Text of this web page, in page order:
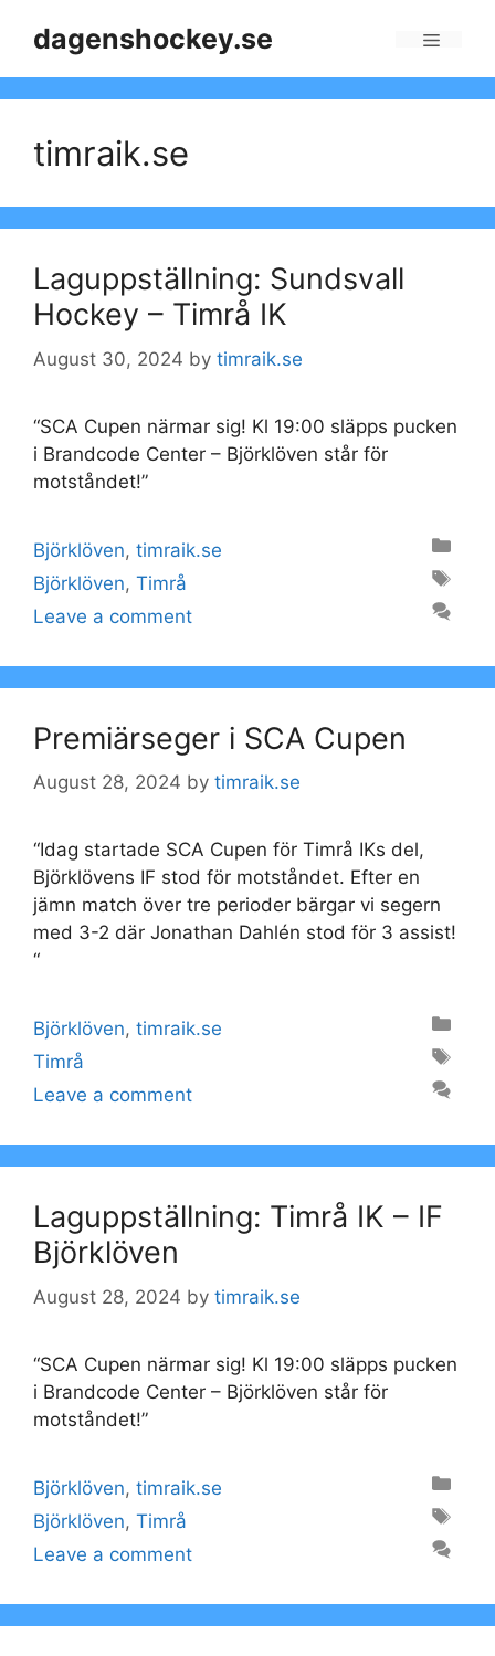
dagenshockey.se
timraik.se
Laguppställning: Sundsvall
Hockey – Timrå IK
August 30, 2024 by timraik.se
“SCA Cupen närmar sig! Kl 19:00 släpps pucken
i Brandcode Center – Björklöven står för
motståndet!”
Categories
Björklöven, timraik.se
Tags
Björklöven, Timrå
Leave a comment
Premiärseger i SCA Cupen
August 28, 2024 by timraik.se
“Idag startade SCA Cupen för Timrå IKs del,
Björklövens IF stod för motståndet. Efter en
jämn match över tre perioder bärgar vi segern
med 3-2 där Jonathan Dahlén stod för 3 assist!
“
Categories
Björklöven, timraik.se
Tags
Timrå
Leave a comment
Laguppställning: Timrå IK – IF
Björklöven
August 28, 2024 by timraik.se
“SCA Cupen närmar sig! Kl 19:00 släpps pucken
i Brandcode Center – Björklöven står för
motståndet!”
Categories
Björklöven, timraik.se
Tags
Björklöven, Timrå
Leave a comment